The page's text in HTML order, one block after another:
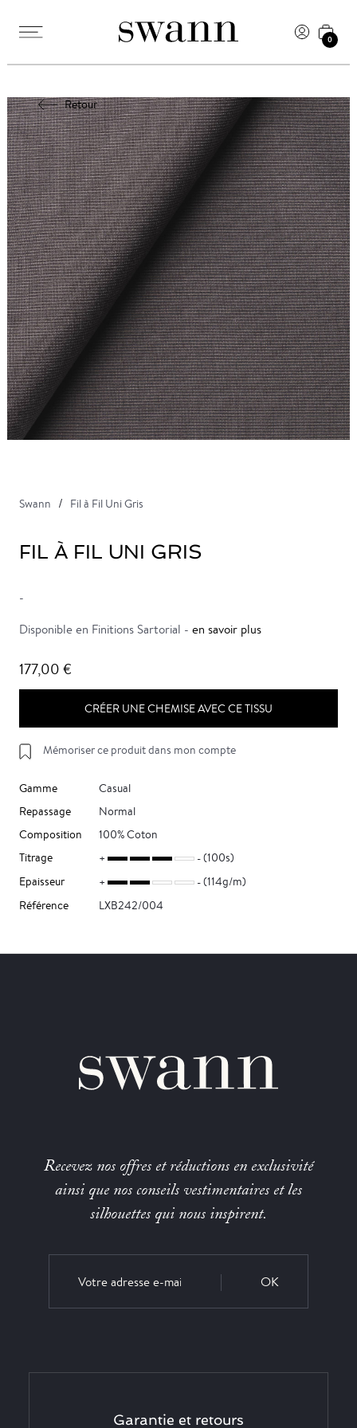
0
Retour
Swann Fil à Fil Uni Gris
FIL À FIL UNI GRIS
-
Disponible en Finitions Sartorial - en savoir plus
177,00 €
CRÉER UNE CHEMISE AVEC CE TISSU
Mémoriser ce produit dans mon compte
Gamme
Casual
Repassage
Normal
Composition
100% Coton
Titrage
(100s)
Epaisseur
(114g/m)
Référence
LXB242/004
Recevez nos offres et réductions en exclusivité
ainsi que nos conseils vestimentaires et les
silhouettes qui nous inspirent.
OK
Garantie et retours